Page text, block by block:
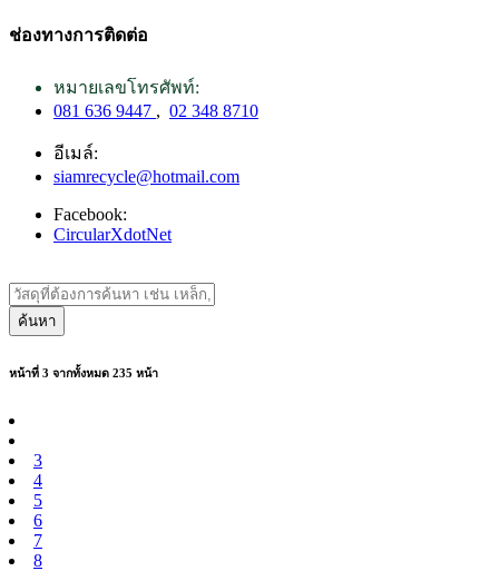
ช่องทางการติดต่อ
หมายเลขโทรศัพท์:
081 636 9447 , 02 348 8710
อีเมล์:
siamrecycle@hotmail.com
Facebook:
CircularXdotNet
ค้นหา
หน้าที่ 3 จากทั้งหมด 235 หน้า
3
4
5
6
7
8